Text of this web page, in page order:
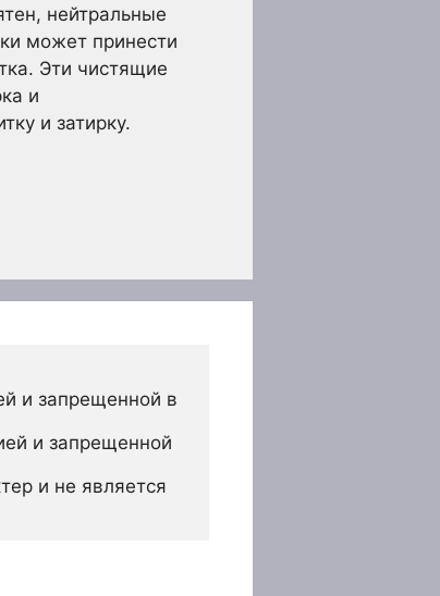
нейтральные
может принести
Эти чистящие
и
и затирку.
и запрещенной в
и запрещенной
и не является